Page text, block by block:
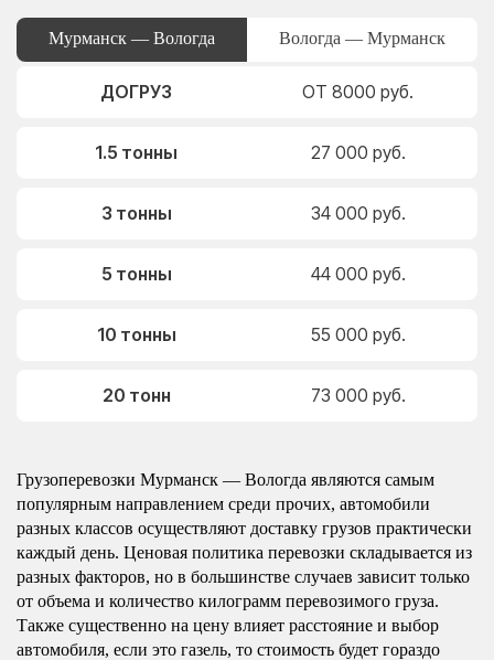
Мурманск — Вологда Вологда — Мурманск
ДОГРУЗ ОТ 8000 руб.
1.5 тонны 27 000 руб.
3 тонны 34 000 руб.
5 тонны 44 000 руб.
10 тонны 55 000 руб.
20 тонн 73 000 руб.
Грузоперевозки Мурманск — Вологда являются самым
популярным направлением среди прочих, автомобили
разных классов осуществляют доставку грузов практически
каждый день. Ценовая политика перевозки складывается из
разных факторов, но в большинстве случаев зависит только
от объема и количество килограмм перевозимого груза.
Также существенно на цену влияет расстояние и выбор
автомобиля, если это газель, то стоимость будет гораздо